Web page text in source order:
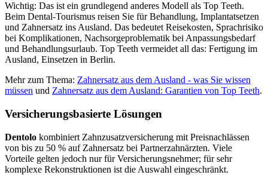
Wichtig: Das ist ein grundlegend anderes Modell als Top Teeth.
Beim Dental-Tourismus reisen Sie für Behandlung, Implantatsetzen
und Zahnersatz ins Ausland. Das bedeutet Reisekosten, Sprachrisiko
bei Komplikationen, Nachsorgeproblematik bei Anpassungsbedarf
und Behandlungsurlaub. Top Teeth vermeidet all das: Fertigung im
Ausland, Einsetzen in Berlin.
Mehr zum Thema: Zahnersatz aus dem Ausland - was Sie wissen
müssen und Zahnersatz aus dem Ausland: Garantien von Top Teeth.
Versicherungsbasierte Lösungen
Dentolo kombiniert Zahnzusatzversicherung mit Preisnachlässen
von bis zu 50 % auf Zahnersatz bei Partnerzahnärzten. Viele
Vorteile gelten jedoch nur für Versicherungsnehmer; für sehr
komplexe Rekonstruktionen ist die Auswahl eingeschränkt.